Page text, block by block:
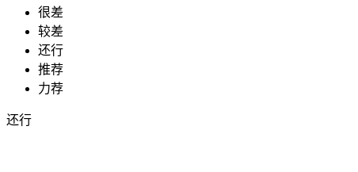
很差
较差
还行
推荐
力荐
还行